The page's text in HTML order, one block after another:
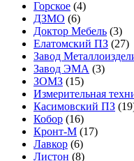
Горское (4)
ДЗМО (6)
Доктор Мебель (3)
Елатомский ПЗ (27)
Завод
Завод ЭМА (3)
ЗОМЗ (15)
Измерительная
Касимовский ПЗ
Кобор (16)
Кронт-М (17)
Лавкор (6)
Листон (8)